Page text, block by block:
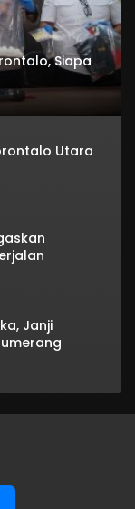
Siapa
Utara
Janji